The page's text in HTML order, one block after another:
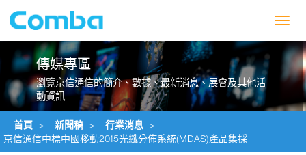
傳媒專區
瀏覽京信通信的簡介、數據、最新消息、展會及其他活
動資訊
首頁 > 新聞稿 > 行業消息 >
京信通信中標中國移動2015光纖分佈系統(MDAS)產品集採